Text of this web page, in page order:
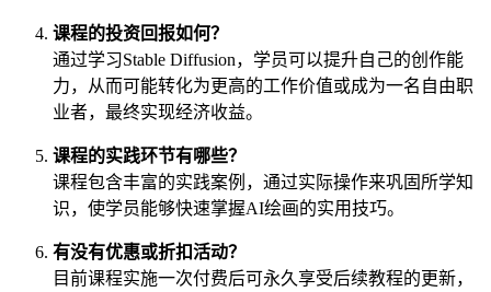
课程的投资回报如何？
通过学习Stable Diffusion，学员可以提升自己的创作能
力，从而可能转化为更高的工作价值或成为一名自由职
业者，最终实现经济收益。
课程的实践环节有哪些？
课程包含丰富的实践案例，通过实际操作来巩固所学知
识，使学员能够快速掌握AI绘画的实用技巧。
有没有优惠或折扣活动？
目前课程实施一次付费后可永久享受后续教程的更新，